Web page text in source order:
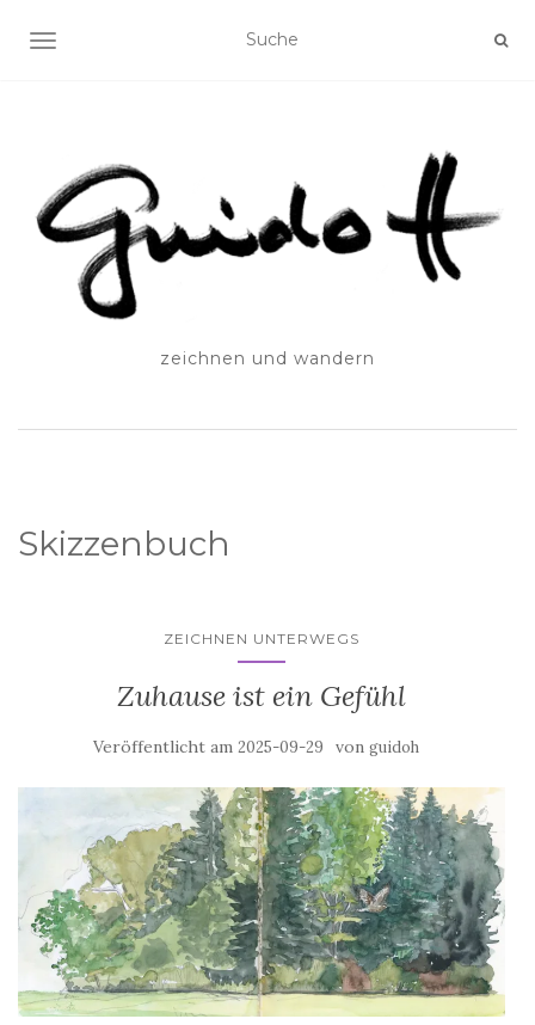
SCHALTE NAVIGATION
zeichnen und wandern
Skizzenbuch
ZEICHNEN UNTERWEGS
Zuhause ist ein Gefühl
Veröffentlicht am 2025-09-29 von guidoh